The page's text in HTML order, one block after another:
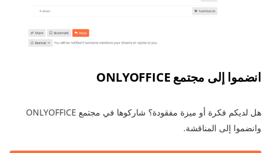
انضموا إلى مجتمع ONLYOFFICE
هل لديكم فكرة أو ميزة مفقودة؟ شاركوها في مجتمع ONLYOFFICE
وانضموا إلى المناقشة.